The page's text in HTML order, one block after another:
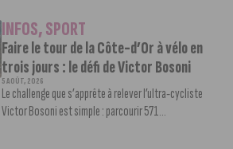
INFOS,SPORT
Faire le tour de la Côte-d’Or à vélo en
trois jours : le défi de Victor Bosoni
5 AOÛT, 2026
Le challenge que s’apprête à relever l’ultra-cycliste
Victor Bosoni est simple : parcourir 571...